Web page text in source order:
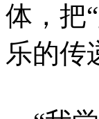
体，把
乐的传